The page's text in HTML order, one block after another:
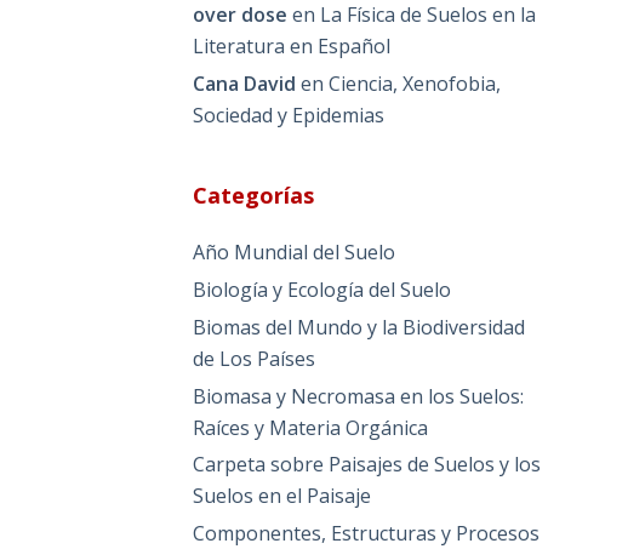
over dose en La Física de Suelos en la
Literatura en Español
Cana David enCiencia, Xenofobia,
Sociedad y Epidemias
Categorías
Año Mundial del Suelo
Biología y Ecología del Suelo
Biomas del Mundo y la Biodiversidad
de Los Países
Biomasa y Necromasa en los Suelos:
Raíces y Materia Orgánica
Carpeta sobre Paisajes de Suelos y los
Suelos en el Paisaje
Componentes, Estructuras y Procesos